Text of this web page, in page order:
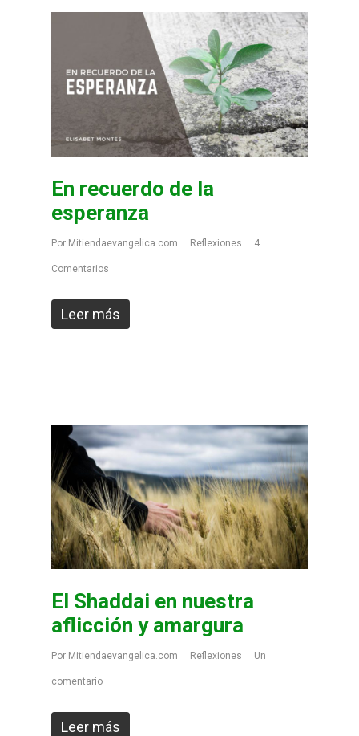
En recuerdo de la
esperanza
Por Mitiendaevangelica.com Reflexiones 4
Comentarios
Leer más
El Shaddai en nuestra
aflicción y amargura
Por Mitiendaevangelica.com Reflexiones Un
comentario
Leer más